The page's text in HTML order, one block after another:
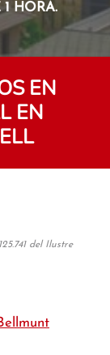
HORA.
EN
EN
del Ilustre